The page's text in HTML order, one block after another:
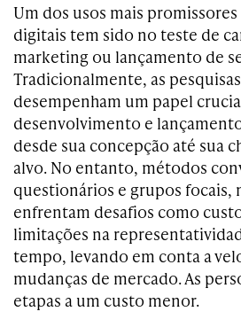
Um dos usos mais
digitais tem sido no teste de
marketing ou lançamento de
Tradicionalmente, as
desempenham um papel
desenvolvimento e
desde sua concepção até sua
alvo. No entanto, métodos
questionários e grupos focais,
enfrentam desafios como
limitações na
tempo, levando em conta a
mudanças de mercado. As
etapas a um custo menor.